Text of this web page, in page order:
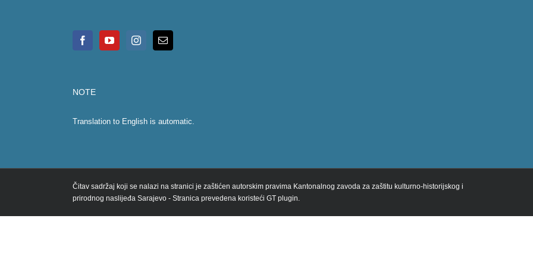
NOTE
Translation to English is automatic.
Čitav sadržaj koji se nalazi na stranici je zaštićen autorskim pravima Kantonalnog zavoda za zaštitu kulturno-historijskog i
prirodnog naslijeđa Sarajevo - Stranica prevedena koristeći GT plugin.